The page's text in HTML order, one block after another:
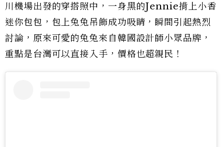
川機場出發的穿搭照中，一身黑的Jennie揹上小香
迷你包包，包上兔兔吊飾成功吸睛，瞬間引起熱烈
討論，原來可愛的兔兔來自韓國設計師小眾品牌，
重點是台灣可以直接入手，價格也超親民！